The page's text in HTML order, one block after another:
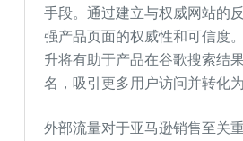
手段。通过建立与权威网站的
强产品页面的权威性和可信度
升将有助于产品在谷歌搜索结
名，吸引更多用户访问并转化
外部流量对于亚马逊销售至关